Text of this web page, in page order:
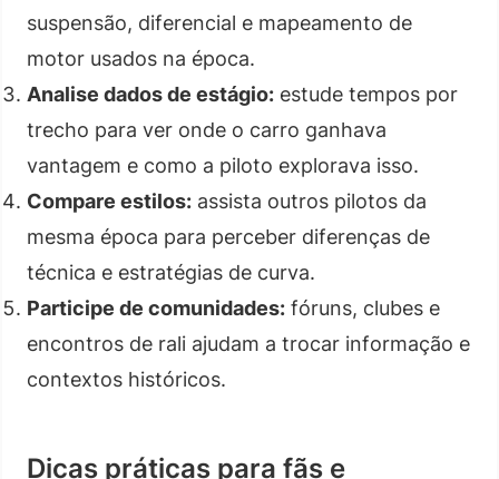
suspensão, diferencial e mapeamento de
motor usados na época.
Analise dados de estágio: estude tempos por
trecho para ver onde o carro ganhava
vantagem e como a piloto explorava isso.
Compare estilos: assista outros pilotos da
mesma época para perceber diferenças de
técnica e estratégias de curva.
Participe de comunidades: fóruns, clubes e
encontros de rali ajudam a trocar informação e
contextos históricos.
Dicas práticas para fãs e